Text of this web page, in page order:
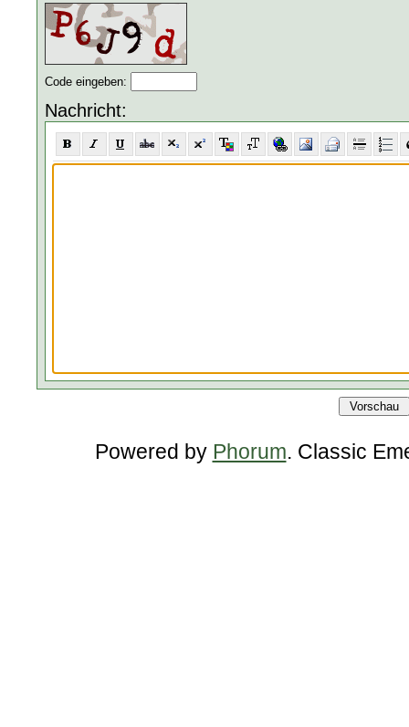
Code eingeben:
Nachricht:
Powered by Phorum. Classic